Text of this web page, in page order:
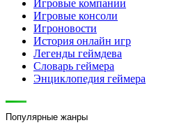
Игровые компании
Игровые консоли
Игроновости
История онлайн игр
Легенды геймдева
Словарь геймера
Энциклопедия геймера
Популярные жанры